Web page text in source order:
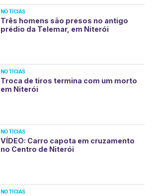
NOTÍCIAS
Três homens são presos no antigo
prédio da Telemar, em Niterói
NOTÍCIAS
Troca de tiros termina com um morto
em Niterói
NOTÍCIAS
VÍDEO: Carro capota em cruzamento
no Centro de Niterói
NOTÍCIAS